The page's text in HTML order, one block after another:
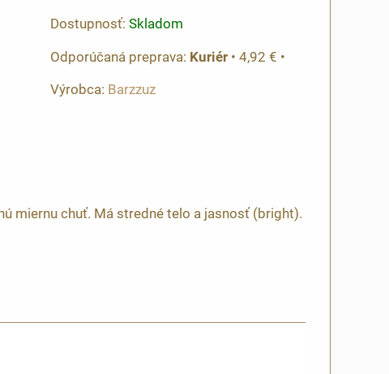
Dostupnosť: Skladom
Kuriér • 4,92 € •
Výrobca: Barzzuz
miernu chuť. Má stredné telo a jasnosť (bright).